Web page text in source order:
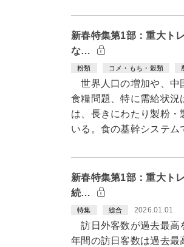
新春特集第1部：重大ト
な…
粉類 コメ・もち・穀類
世界人口の増加や、中
食糧問題、特に需給状況
は、長きにわたり製粉
いる。食の基幹システ
新春特集第1部：重大ト
続…
特集 総合 2026.01.01
訪日外客数が過去最高
年間の訪日客数は過去